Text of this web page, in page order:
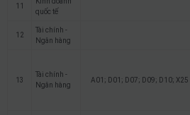
11
quốc tế
12
Tài chính -
Ngân hàng
13
Tài chính -
Ngân hàng
A01; D01; D07; D09; D10; X25